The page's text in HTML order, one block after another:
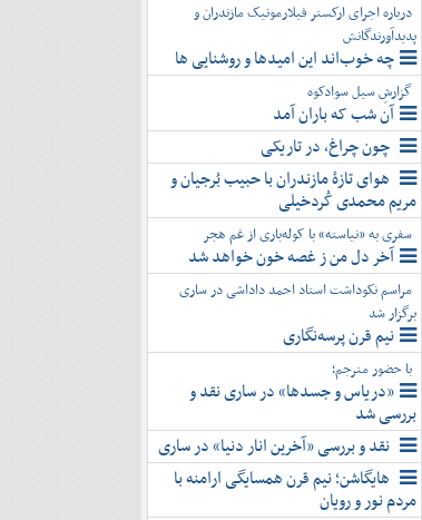
درباره اجرای ارکستر فیلارمونیک مازندران و
پدیدآورندگانش
چه خوب‌اند این امیدها و روشنایی ها
گزارشِ سیل سوادکوه
آن شب که باران آمد
چون چراغ، در تاریکی
هوای تازۀ مازندران با حبیب بُرجیان و
مریم محمدی کُردخیلی
سفری به «نیاسته» با کوله‌باری از غم هجر
آخر دل من ز غصه خون خواهد شد
مراسم نکوداشت استاد احمد داداشی در ساری
برگزار شد
نیم قرن پرسه‌نگاری
با حضور مترجم؛
«دریاس و جسدها» در ساری نقد و
بررسی شد
نقد و بررسی «آخرین انار دنیا» در ساری
هایگاشن؛ نیم قرن همسایگی ارامنه با
مردم نور و رویان